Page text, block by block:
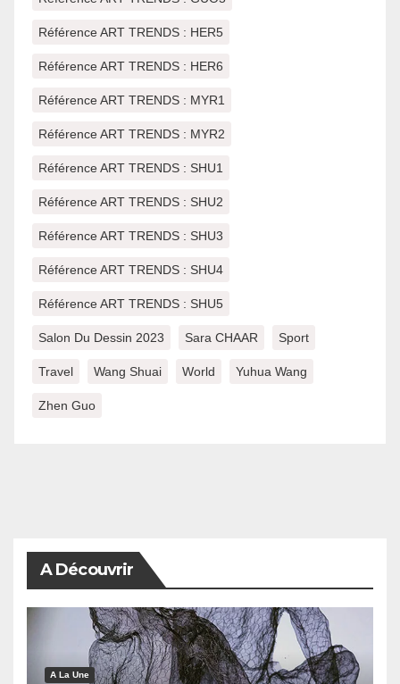
Référence ART TRENDS : HER5
Référence ART TRENDS : HER6
Référence ART TRENDS : MYR1
Référence ART TRENDS : MYR2
Référence ART TRENDS : SHU1
Référence ART TRENDS : SHU2
Référence ART TRENDS : SHU3
Référence ART TRENDS : SHU4
Référence ART TRENDS : SHU5
Salon Du Dessin 2023 Sara CHAAR Sport
Travel Wang Shuai World Yuhua Wang
Zhen Guo
A Découvrir
A La Une